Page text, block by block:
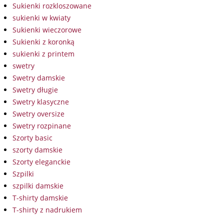
Sukienki rozkloszowane
sukienki w kwiaty
Sukienki wieczorowe
Sukienki z koronką
sukienki z printem
swetry
Swetry damskie
Swetry długie
Swetry klasyczne
Swetry oversize
Swetry rozpinane
Szorty basic
szorty damskie
Szorty eleganckie
Szpilki
szpilki damskie
T-shirty damskie
T-shirty z nadrukiem